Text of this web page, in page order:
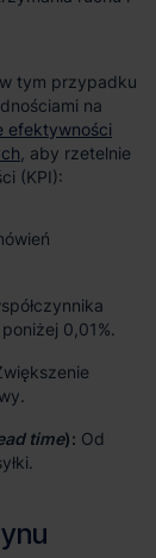
tym przypadku
na
efektywności
, aby rzetelnie
(KPI):
0,01%.
time): Od